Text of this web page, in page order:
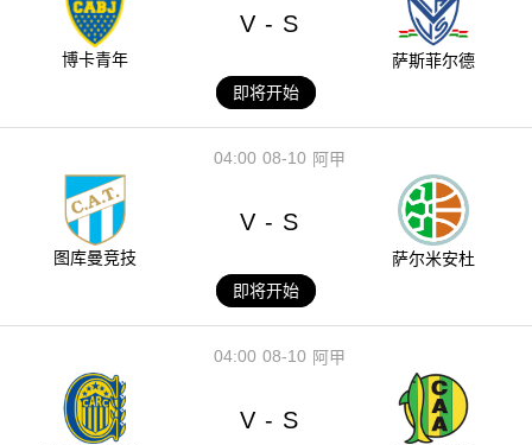
博卡青年
V - S
萨斯菲尔德
即将开始
08-10
04:00 阿甲
图库曼竞技
V - S
萨尔米安杜
即将开始
08-10
04:00 阿甲
V - S